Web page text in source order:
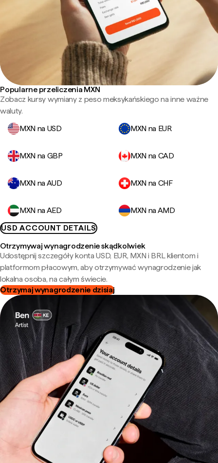
Popularne przeliczenia MXN
Zobacz kursy wymiany z peso meksykańskiego na inne ważne
waluty.
MXN na USD
MXN na EUR
MXN na GBP MXN na CAD
MXN na AUD MXN na CHF
MXN na AED
MXN na AMD
USD ACCOUNT DETAILS
Otrzymywaj wynagrodzenie skądkolwiek
Udostępnij szczegóły konta USD, EUR, MXN i BRL klientom i
platformom płacowym, aby otrzymywać wynagrodzenie jak
lokalna osoba, na całym świecie.
Otrzymaj wynagrodzenie dzisiaj